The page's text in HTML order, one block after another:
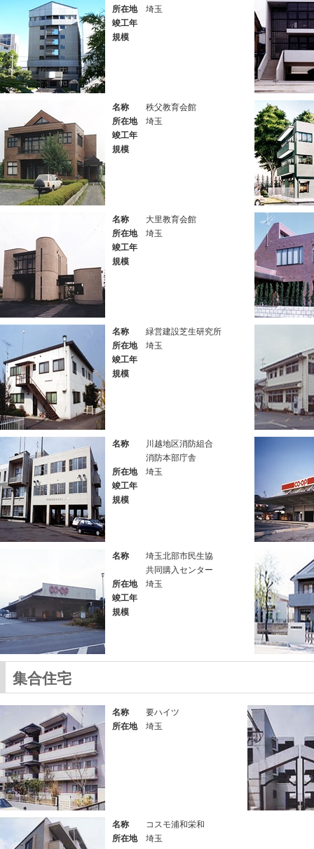
所在地
埼玉
竣工年
規模
名称
秩父教育会館
所在地
埼玉
竣工年
規模
名称
大里教育会館
所在地
埼玉
竣工年
規模
名称
緑営建設芝生研究所
所在地
埼玉
竣工年
規模
名称
川越地区消防組合
消防本部庁舎
所在地
埼玉
竣工年
規模
名称
埼玉北部市民生協
共同購入センター
所在地
埼玉
竣工年
規模
集合住宅
名称
要ハイツ
所在地
埼玉
名称
コスモ浦和栄和
所在地
埼玉